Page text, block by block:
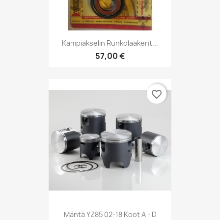
Kampiakselin Runkolaakerit...
57,00 €
Mäntä YZ85 02-18 Koot A - D
favorite_border